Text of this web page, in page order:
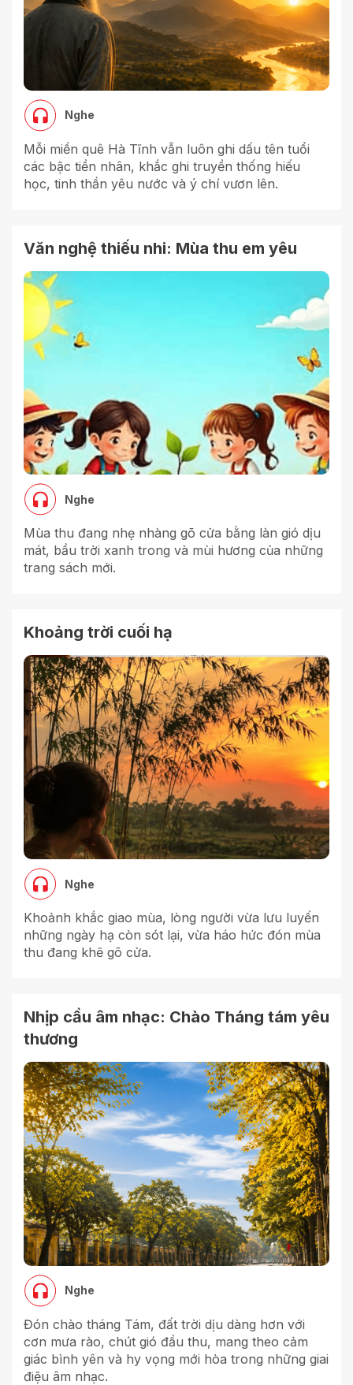
Nghe
Mỗi miền quê Hà Tĩnh vẫn luôn ghi dấu tên tuổi
các bậc tiền nhân, khắc ghi truyền thống hiếu
học, tinh thần yêu nước và ý chí vươn lên.
Văn nghệ thiếu nhi: Mùa thu em yêu
Nghe
Mùa thu đang nhẹ nhàng gõ cửa bằng làn gió dịu
mát, bầu trời xanh trong và mùi hương của những
trang sách mới.
Khoảng trời cuối hạ
Nghe
Khoảnh khắc giao mùa, lòng người vừa lưu luyến
những ngày hạ còn sót lại, vừa háo hức đón mùa
thu đang khẽ gõ cửa.
Nhịp cầu âm nhạc: Chào Tháng tám yêu
thương
Nghe
Đón chào tháng Tám, đất trời dịu dàng hơn với
cơn mưa rào, chút gió đầu thu, mang theo cảm
giác bình yên và hy vọng mới hòa trong những giai
điệu âm nhạc.